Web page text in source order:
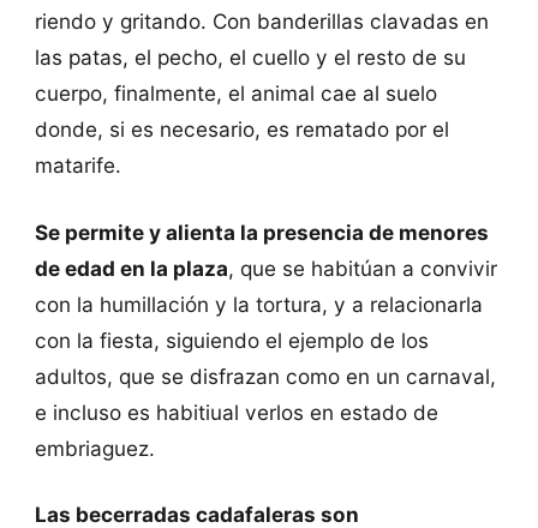
riendo y gritando. Con banderillas clavadas en
las patas, el pecho, el cuello y el resto de su
cuerpo, finalmente, el animal cae al suelo
donde, si es necesario, es rematado por el
matarife.
Se permite y alienta la presencia de menores
de edad en la plaza, que se habitúan a convivir
con la humillación y la tortura, y a relacionarla
con la fiesta, siguiendo el ejemplo de los
adultos, que se disfrazan como en un carnaval,
e incluso es habitiual verlos en estado de
embriaguez.
Las becerradas cadafaleras son